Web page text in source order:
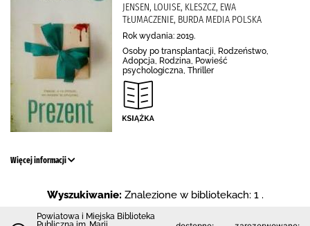
JENSEN, LOUISE, KLESZCZ, EWA
TŁUMACZENIE, BURDA MEDIA POLSKA
Rok wydania: 2019.
Osoby po transplantacji, Rodzeństwo,
Adopcja, Rodzina, Powieść
psychologiczna, Thriller
Więcej informacji
Wyszukiwanie: Znalezione w bibliotekach: 1 .
Powiatowa i Miejska Biblioteka